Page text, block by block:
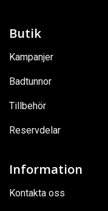
Butik
Kampanjer
Badtunnor
Tillbehör
Reservdelar
Information
Kontakta oss